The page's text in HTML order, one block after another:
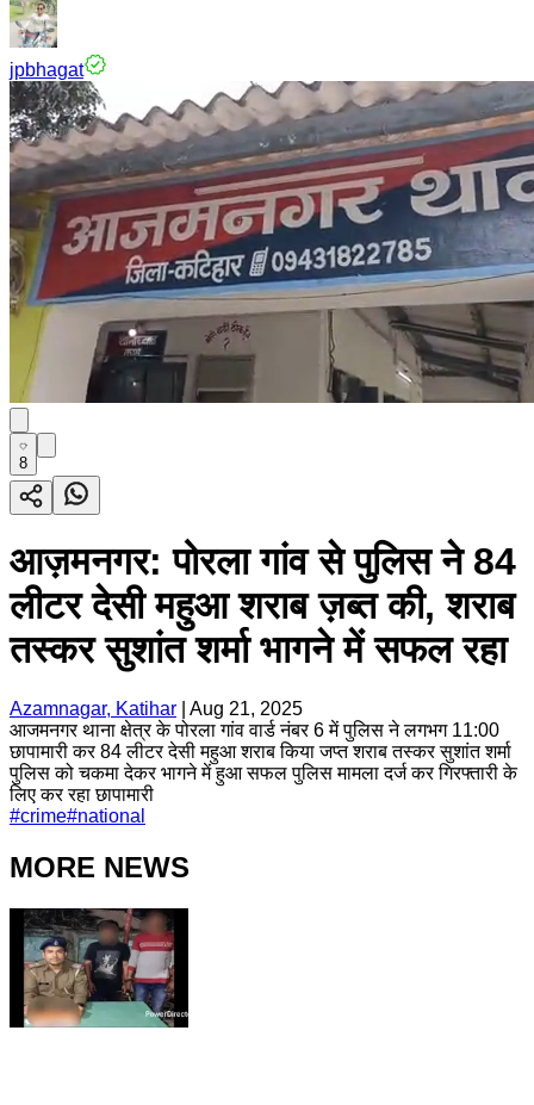
jpbhagat
8
आज़मनगर: पोरला गांव से पुलिस ने 84
लीटर देसी महुआ शराब ज़ब्त की, शराब
तस्कर सुशांत शर्मा भागने में सफल रहा
Azamnagar, Katihar
Aug 21, 2025
आजमनगर थाना क्षेत्र के पोरला गांव वार्ड नंबर 6 में पुलिस ने लगभग 11:00
छापामारी कर 84 लीटर देसी महुआ शराब किया जप्त शराब तस्कर सुशांत शर्मा
पुलिस को चकमा देकर भागने में हुआ सफल पुलिस मामला दर्ज कर गिरफ्तारी के
लिए कर रहा छापामारी
#crime#national
MORE NEWS